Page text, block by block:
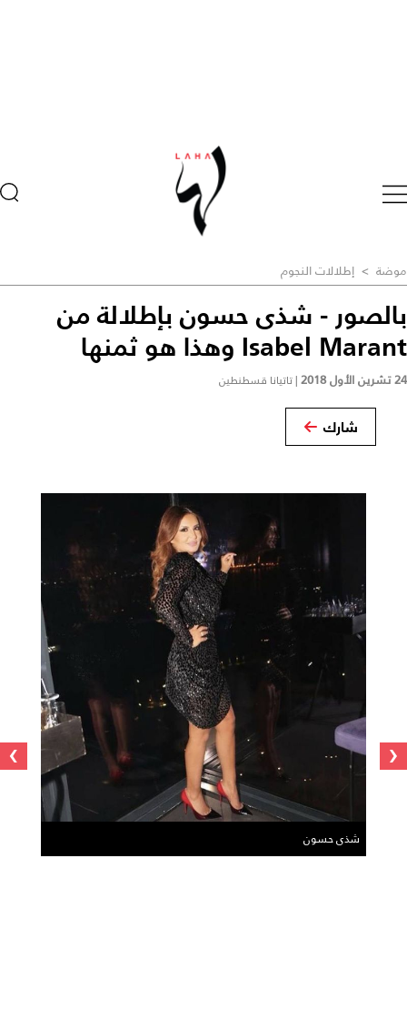
موضة > إطلالات النجوم
بالصور - شذى حسون بإطلالة من
Isabel Marant وهذا هو ثمنها
24 تشرين الأول 2018 |تاتيانا قسطنطين
شارك
شذى حسون
‹
›